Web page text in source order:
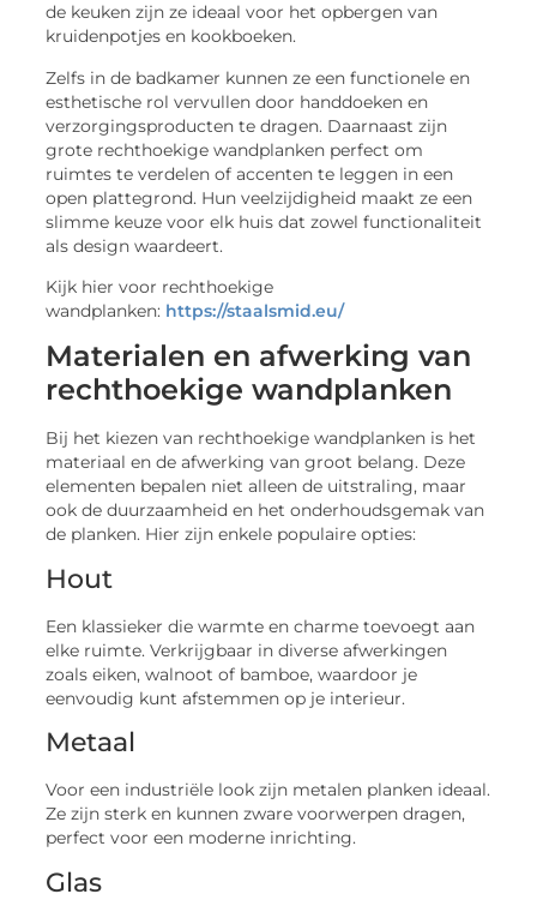
de keuken zijn ze ideaal voor het opbergen van
kruidenpotjes en kookboeken.
Zelfs in de badkamer kunnen ze een functionele en
esthetische rol vervullen door handdoeken en
verzorgingsproducten te dragen. Daarnaast zijn
grote rechthoekige wandplanken perfect om
ruimtes te verdelen of accenten te leggen in een
open plattegrond. Hun veelzijdigheid maakt ze een
slimme keuze voor elk huis dat zowel functionaliteit
als design waardeert.
Kijk hier voor rechthoekige
wandplanken: https://staalsmid.eu/
Materialen en afwerking van
rechthoekige wandplanken
Bij het kiezen van rechthoekige wandplanken is het
materiaal en de afwerking van groot belang. Deze
elementen bepalen niet alleen de uitstraling, maar
ook de duurzaamheid en het onderhoudsgemak van
de planken. Hier zijn enkele populaire opties:
Hout
Een klassieker die warmte en charme toevoegt aan
elke ruimte. Verkrijgbaar in diverse afwerkingen
zoals eiken, walnoot of bamboe, waardoor je
eenvoudig kunt afstemmen op je interieur.
Metaal
Voor een industriële look zijn metalen planken ideaal.
Ze zijn sterk en kunnen zware voorwerpen dragen,
perfect voor een moderne inrichting.
Glas